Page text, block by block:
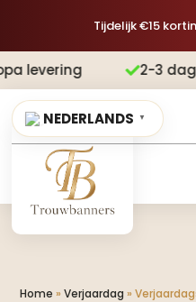
Tijdelijk €15
2-3 dagen levertijd
NEDERLANDS ▼
Home »Verjaardag »